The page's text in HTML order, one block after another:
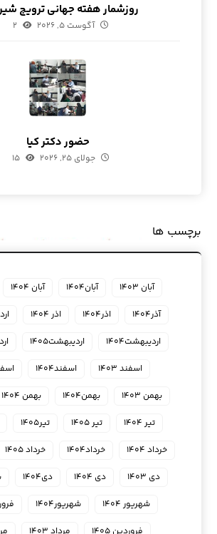
روزشمار هفته جهانی ترویج
آگوست ۵, ۲۰۲۶ ۲
حضور دکتر کیا
جولای ۲۵, ۲۰۲۶ ۱۵
برچسب ها
آبان ۱۴۰۳ آبان۱۴۰۴ آبان ۱۴۰۴
آذر۱۴۰۴
اذر۱۴۰۴ اذر ۱۴۰۴
اردیبهشت۱۴۰۴
اردیبهشت۱۴۰۵
اسفند ۱۴۰۳
اسفند۱۴۰۴
بهمن ۱۴۰۳
بهمن۱۴۰۴ بهمن ۱۴۰۴
تیر ۱۴۰۴
تیر ۱۴۰۵ تیر۱۴۰۵
خرداد ۱۴۰۴
خرداد۱۴۰۴ خرداد ۱۴۰۵
دی ۱۴۰۳
دی ۱۴۰۴ دی۱۴۰۴
شهریور ۱۴۰۴
شهریور۱۴۰۴